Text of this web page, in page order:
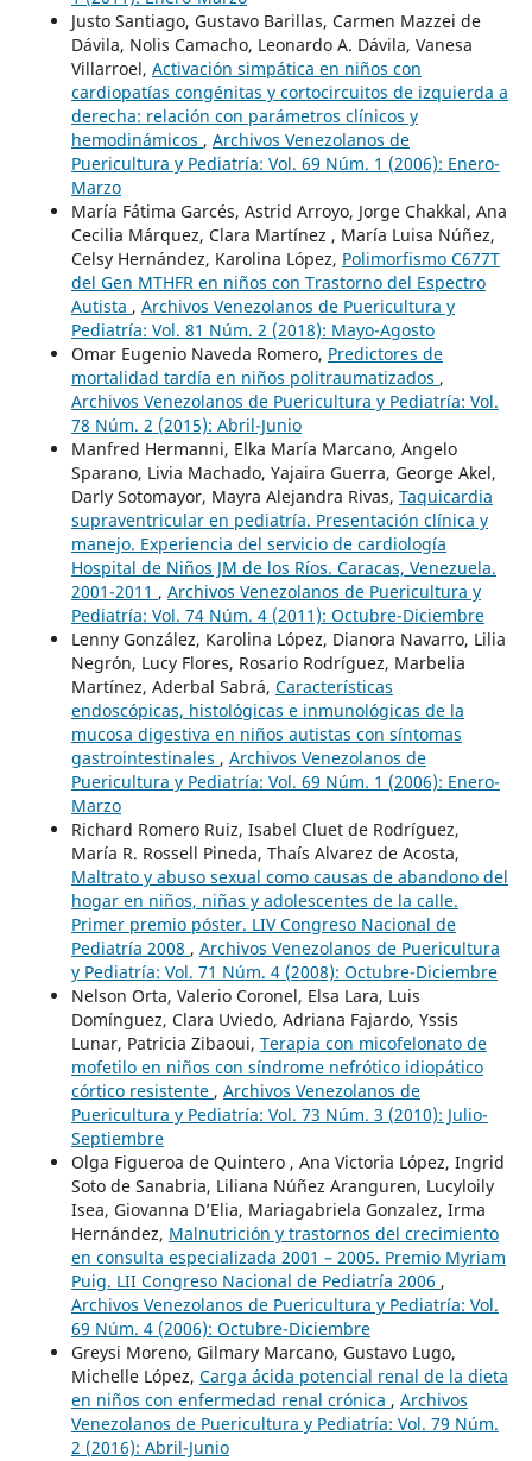
Justo Santiago, Gustavo Barillas, Carmen Mazzei de
Dávila, Nolis Camacho, Leonardo A. Dávila, Vanesa
Villarroel, Activación simpática en niños con
cardiopatías congénitas y cortocircuitos de izquierda a
derecha: relación con parámetros clínicos y
hemodinámicos , Archivos Venezolanos de
Puericultura y Pediatría: Vol. 69 Núm. 1 (2006): Enero-
Marzo
María Fátima Garcés, Astrid Arroyo, Jorge Chakkal, Ana
Cecilia Márquez, Clara Martínez , María Luisa Núñez,
Celsy Hernández, Karolina López, Polimorfismo C677T
del Gen MTHFR en niños con Trastorno del Espectro
Autista , Archivos Venezolanos de Puericultura y
Pediatría: Vol. 81 Núm. 2 (2018): Mayo-Agosto
Omar Eugenio Naveda Romero, Predictores de
mortalidad tardía en niños politraumatizados ,
Archivos Venezolanos de Puericultura y Pediatría: Vol.
78 Núm. 2 (2015): Abril-Junio
Manfred Hermanni, Elka María Marcano, Angelo
Sparano, Livia Machado, Yajaira Guerra, George Akel,
Darly Sotomayor, Mayra Alejandra Rivas, Taquicardia
supraventricular en pediatría. Presentación clínica y
manejo. Experiencia del servicio de cardiología
Hospital de Niños JM de los Ríos. Caracas, Venezuela.
2001-2011 , Archivos Venezolanos de Puericultura y
Pediatría: Vol. 74 Núm. 4 (2011): Octubre-Diciembre
Lenny González, Karolina López, Dianora Navarro, Lilia
Negrón, Lucy Flores, Rosario Rodríguez, Marbelia
Martínez, Aderbal Sabrá, Características
endoscópicas, histológicas e inmunológicas de la
mucosa digestiva en niños autistas con síntomas
gastrointestinales , Archivos Venezolanos de
Puericultura y Pediatría: Vol. 69 Núm. 1 (2006): Enero-
Marzo
Richard Romero Ruiz, Isabel Cluet de Rodríguez,
María R. Rossell Pineda, Thaís Alvarez de Acosta,
Maltrato y abuso sexual como causas de abandono del
hogar en niños, niñas y adolescentes de la calle.
Primer premio póster. LIV Congreso Nacional de
Pediatría 2008 , Archivos Venezolanos de Puericultura
y Pediatría: Vol. 71 Núm. 4 (2008): Octubre-Diciembre
Nelson Orta, Valerio Coronel, Elsa Lara, Luis
Domínguez, Clara Uviedo, Adriana Fajardo, Yssis
Lunar, Patricia Zibaoui, Terapia con micofelonato de
mofetilo en niños con síndrome nefrótico idiopático
córtico resistente , Archivos Venezolanos de
Puericultura y Pediatría: Vol. 73 Núm. 3 (2010): Julio-
Septiembre
Olga Figueroa de Quintero , Ana Victoria López, Ingrid
Soto de Sanabria, Liliana Núñez Aranguren, Lucyloily
Isea, Giovanna D’Elia, Mariagabriela Gonzalez, Irma
Hernández, Malnutrición y trastornos del crecimiento
en consulta especializada 2001 – 2005. Premio Myriam
Puig. LII Congreso Nacional de Pediatría 2006 ,
Archivos Venezolanos de Puericultura y Pediatría: Vol.
69 Núm. 4 (2006): Octubre-Diciembre
Greysi Moreno, Gilmary Marcano, Gustavo Lugo,
Michelle López, Carga ácida potencial renal de la dieta
en niños con enfermedad renal crónica , Archivos
Venezolanos de Puericultura y Pediatría: Vol. 79 Núm.
2 (2016): Abril-Junio